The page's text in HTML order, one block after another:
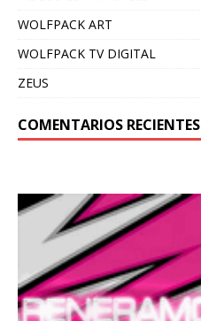
WOLFPACK ART
WOLFPACK TV DIGITAL
ZEUS
COMENTARIOS RECIENTES